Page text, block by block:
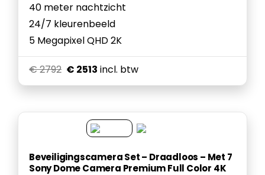
40 meter nachtzicht
24/7 kleurenbeeld
5 Megapixel QHD 2K
€ 2792 € 2513 incl. btw
Beveiligingscamera Set – Draadloos – Met 7
Sony Dome Camera Premium Full Color 4K